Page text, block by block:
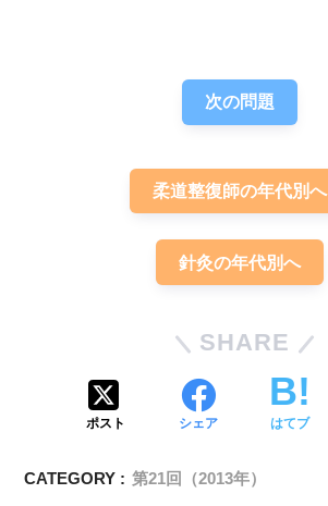
滑
湿痰
次の問題
柔道整復師の年代別へ
針灸の年代別へ
SHARE
ポスト シェア はてブ
CATEGORY : 第21回（2013年）